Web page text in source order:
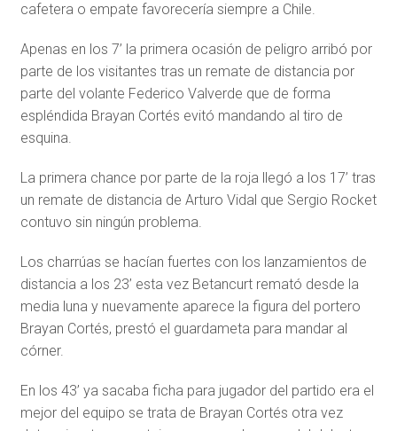
cafetera o empate favorecería siempre a Chile.
Apenas en los 7’ la primera ocasión de peligro arribó por
parte de los visitantes tras un remate de distancia por
parte del volante Federico Valverde que de forma
espléndida Brayan Cortés evitó mandando al tiro de
esquina.
La primera chance por parte de la roja llegó a los 17’ tras
un remate de distancia de Arturo Vidal que Sergio Rocket
contuvo sin ningún problema.
Los charrúas se hacían fuertes con los lanzamientos de
distancia a los 23’ esta vez Betancurt remató desde la
media luna y nuevamente aparece la figura del portero
Brayan Cortés, prestó el guardameta para mandar al
córner.
En los 43’ ya sacaba ficha para jugador del partido era el
mejor del equipo se trata de Brayan Cortés otra vez